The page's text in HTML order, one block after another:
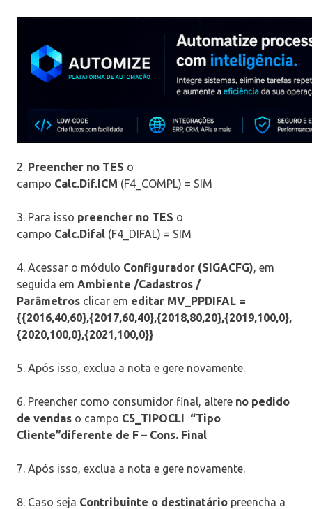
2. Preencher no TES o
campo Calc.Dif.ICM (F4_COMPL) = SIM
3. Para isso preencher no TES o
campo Calc.Difal (F4_DIFAL) = SIM
4. Acessar o módulo Configurador (SIGACFG), em
seguida em Ambiente /Cadastros /
Parâmetros clicar em editar MV_PPDIFAL =
{{2016,40,60},{2017,60,40},{2018,80,20},{2019,100,0},
{2020,100,0},{2021,100,0}}
5. Após isso, exclua a nota e gere novamente.
6. Preencher como consumidor final, altere no pedido
de vendas o campo C5_TIPOCLI “Tipo
Cliente”diferente de F – Cons. Final
7. Após isso, exclua a nota e gere novamente.
8. Caso seja Contribuinte o destinatário preencha a